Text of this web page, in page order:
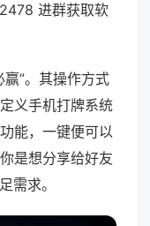
进群获取软
”。其操作方式
义手机打牌系统
能，一键便可以
是想分享给好友
需求。